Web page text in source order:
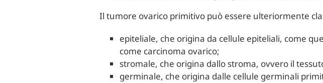
Il tumore ovarico primitivo può essere ulteriormente
epiteliale, che origina da cellule epiteliali, come
come carcinoma ovarico;
stromale, che origina dallo stroma, ovvero il
germinale, che origina dalle cellule germinali